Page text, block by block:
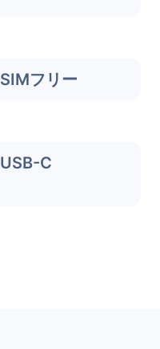
SIMフリー
USB-C